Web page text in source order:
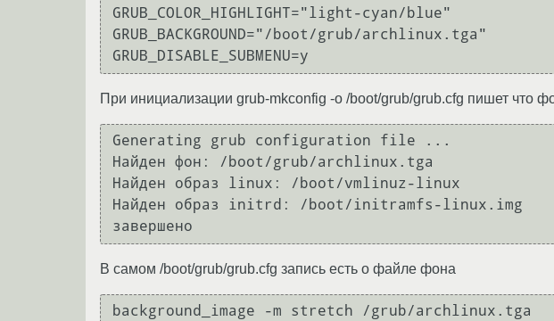
GRUB_COLOR_HIGHLIGHT="light-cyan/blue"
GRUB_BACKGROUND="/boot/grub/archlinux.tga"
При инициализации grub-mkconfig -o /boot/grub/grub.cfg пишет что
Generating grub configuration file ...
Найден фон: /boot/grub/archlinux.tga
Найден образ linux: /boot/vmlinuz-linux
Найден образ initrd: /boot/initramfs-linux.img
В самом /boot/grub/grub.cfg запись есть о файле фона
background_image -m stretch /grub/archlinux.tga